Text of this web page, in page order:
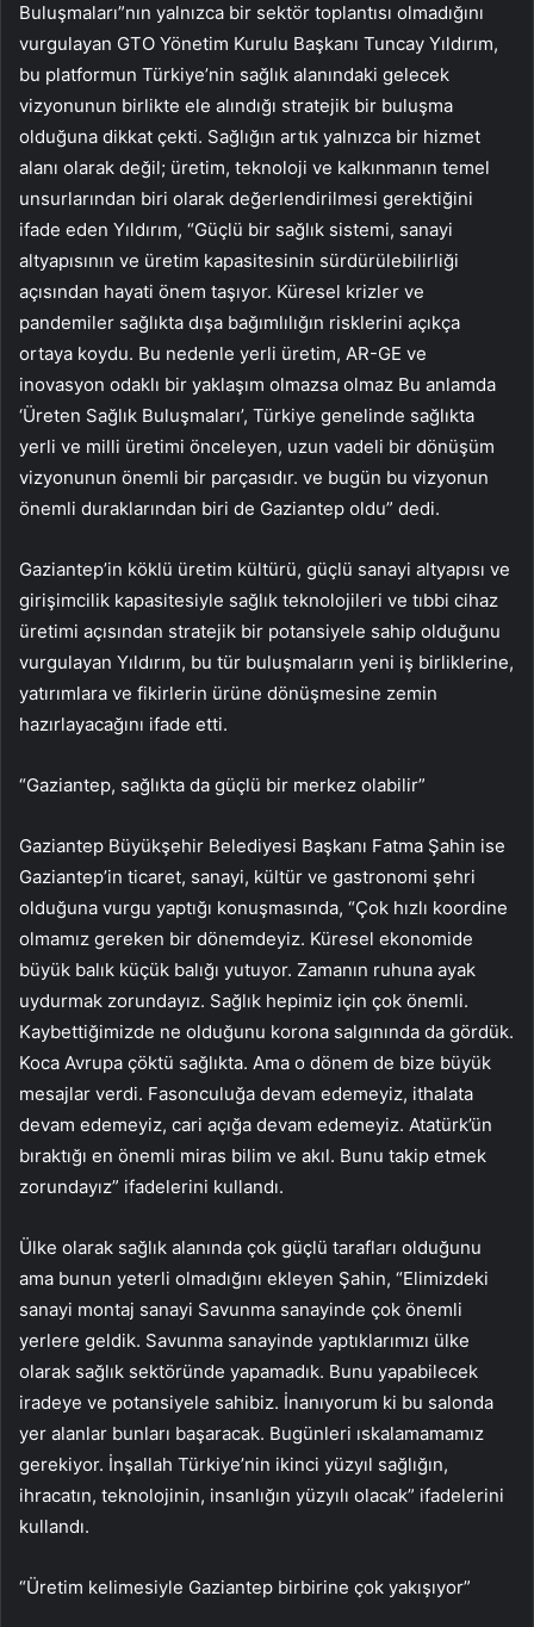
Buluşmaları”nın yalnızca bir sektör toplantısı olmadığını
vurgulayan GTO Yönetim Kurulu Başkanı Tuncay Yıldırım,
bu platformun Türkiye’nin sağlık alanındaki gelecek
vizyonunun birlikte ele alındığı stratejik bir buluşma
olduğuna dikkat çekti. Sağlığın artık yalnızca bir hizmet
alanı olarak değil; üretim, teknoloji ve kalkınmanın temel
unsurlarından biri olarak değerlendirilmesi gerektiğini
ifade eden Yıldırım, “Güçlü bir sağlık sistemi, sanayi
altyapısının ve üretim kapasitesinin sürdürülebilirliği
açısından hayati önem taşıyor. Küresel krizler ve
pandemiler sağlıkta dışa bağımlılığın risklerini açıkça
ortaya koydu. Bu nedenle yerli üretim, AR-GE ve
inovasyon odaklı bir yaklaşım olmazsa olmaz Bu anlamda
‘Üreten Sağlık Buluşmaları’, Türkiye genelinde sağlıkta
yerli ve milli üretimi önceleyen, uzun vadeli bir dönüşüm
vizyonunun önemli bir parçasıdır. ve bugün bu vizyonun
önemli duraklarından biri de Gaziantep oldu” dedi.
Gaziantep’in köklü üretim kültürü, güçlü sanayi altyapısı ve
girişimcilik kapasitesiyle sağlık teknolojileri ve tıbbi cihaz
üretimi açısından stratejik bir potansiyele sahip olduğunu
vurgulayan Yıldırım, bu tür buluşmaların yeni iş birliklerine,
yatırımlara ve fikirlerin ürüne dönüşmesine zemin
hazırlayacağını ifade etti.
“Gaziantep, sağlıkta da güçlü bir merkez olabilir”
Gaziantep Büyükşehir Belediyesi Başkanı Fatma Şahin ise
Gaziantep’in ticaret, sanayi, kültür ve gastronomi şehri
olduğuna vurgu yaptığı konuşmasında, “Çok hızlı koordine
olmamız gereken bir dönemdeyiz. Küresel ekonomide
büyük balık küçük balığı yutuyor. Zamanın ruhuna ayak
uydurmak zorundayız. Sağlık hepimiz için çok önemli.
Kaybettiğimizde ne olduğunu korona salgınında da gördük.
Koca Avrupa çöktü sağlıkta. Ama o dönem de bize büyük
mesajlar verdi. Fasonculuğa devam edemeyiz, ithalata
devam edemeyiz, cari açığa devam edemeyiz. Atatürk’ün
bıraktığı en önemli miras bilim ve akıl. Bunu takip etmek
zorundayız” ifadelerini kullandı.
Ülke olarak sağlık alanında çok güçlü tarafları olduğunu
ama bunun yeterli olmadığını ekleyen Şahin, “Elimizdeki
sanayi montaj sanayi Savunma sanayinde çok önemli
yerlere geldik. Savunma sanayinde yaptıklarımızı ülke
olarak sağlık sektöründe yapamadık. Bunu yapabilecek
iradeye ve potansiyele sahibiz. İnanıyorum ki bu salonda
yer alanlar bunları başaracak. Bugünleri ıskalamamamız
gerekiyor. İnşallah Türkiye’nin ikinci yüzyıl sağlığın,
ihracatın, teknolojinin, insanlığın yüzyılı olacak” ifadelerini
kullandı.
“Üretim kelimesiyle Gaziantep birbirine çok yakışıyor”